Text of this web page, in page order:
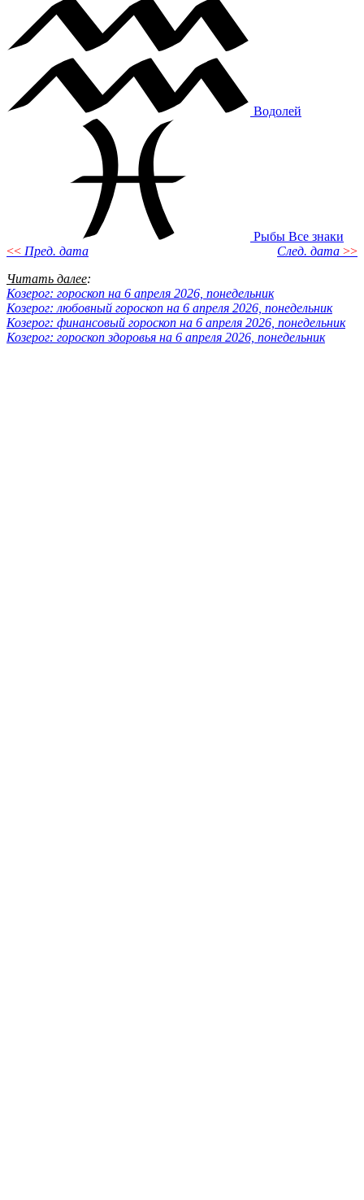
Водолей
Рыбы Все знаки
<< Пред. дата След. дата >>
Читать далее:
Козерог: гороскоп на 6 апреля 2026, понедельник
Козерог: любовный гороскоп на 6 апреля 2026, понедельник
Козерог: финансовый гороскоп на 6 апреля 2026, понедельник
Козерог: гороскоп здоровья на 6 апреля 2026, понедельник